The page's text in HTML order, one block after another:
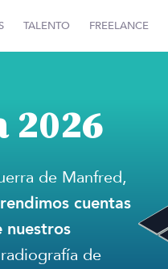
TALENTO FREELANCE
2026
de Manfred,
rendimos cuentas
nuestros
de